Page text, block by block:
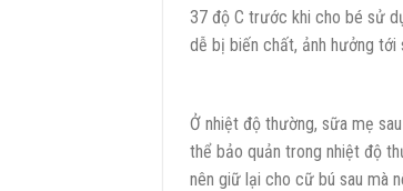
37 độ C trước khi cho bé sử
dễ bị biến chất, ảnh hưởng
Ở nhiệt độ thường, sữa mẹ
thể bảo quản trong nhiệt độ
nên giữ lại cho cữ bú sau mà